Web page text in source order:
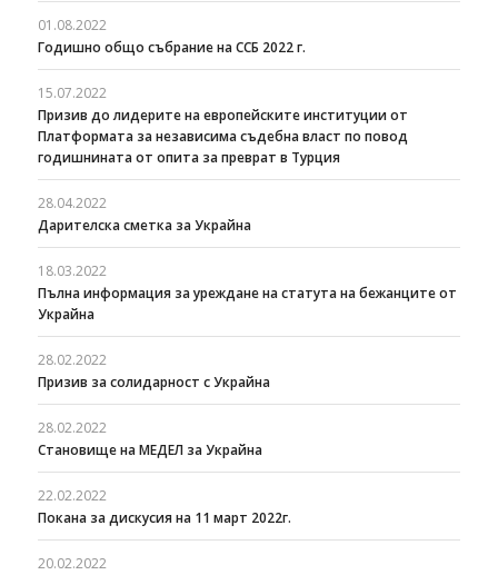
01.08.2022
Годишно общо събрание на ССБ 2022 г.
15.07.2022
Призив до лидерите на европейските институции от
Платформата за независима съдебна власт по повод
годишнината от опита за преврат в Турция
28.04.2022
Дарителска сметка за Украйна
18.03.2022
Пълна информация за уреждане на статута на бежанците от
Украйна
28.02.2022
Призив за солидарност с Украйна
28.02.2022
Становище на МЕДЕЛ за Украйна
22.02.2022
Покана за дискусия на 11 март 2022г.
20.02.2022